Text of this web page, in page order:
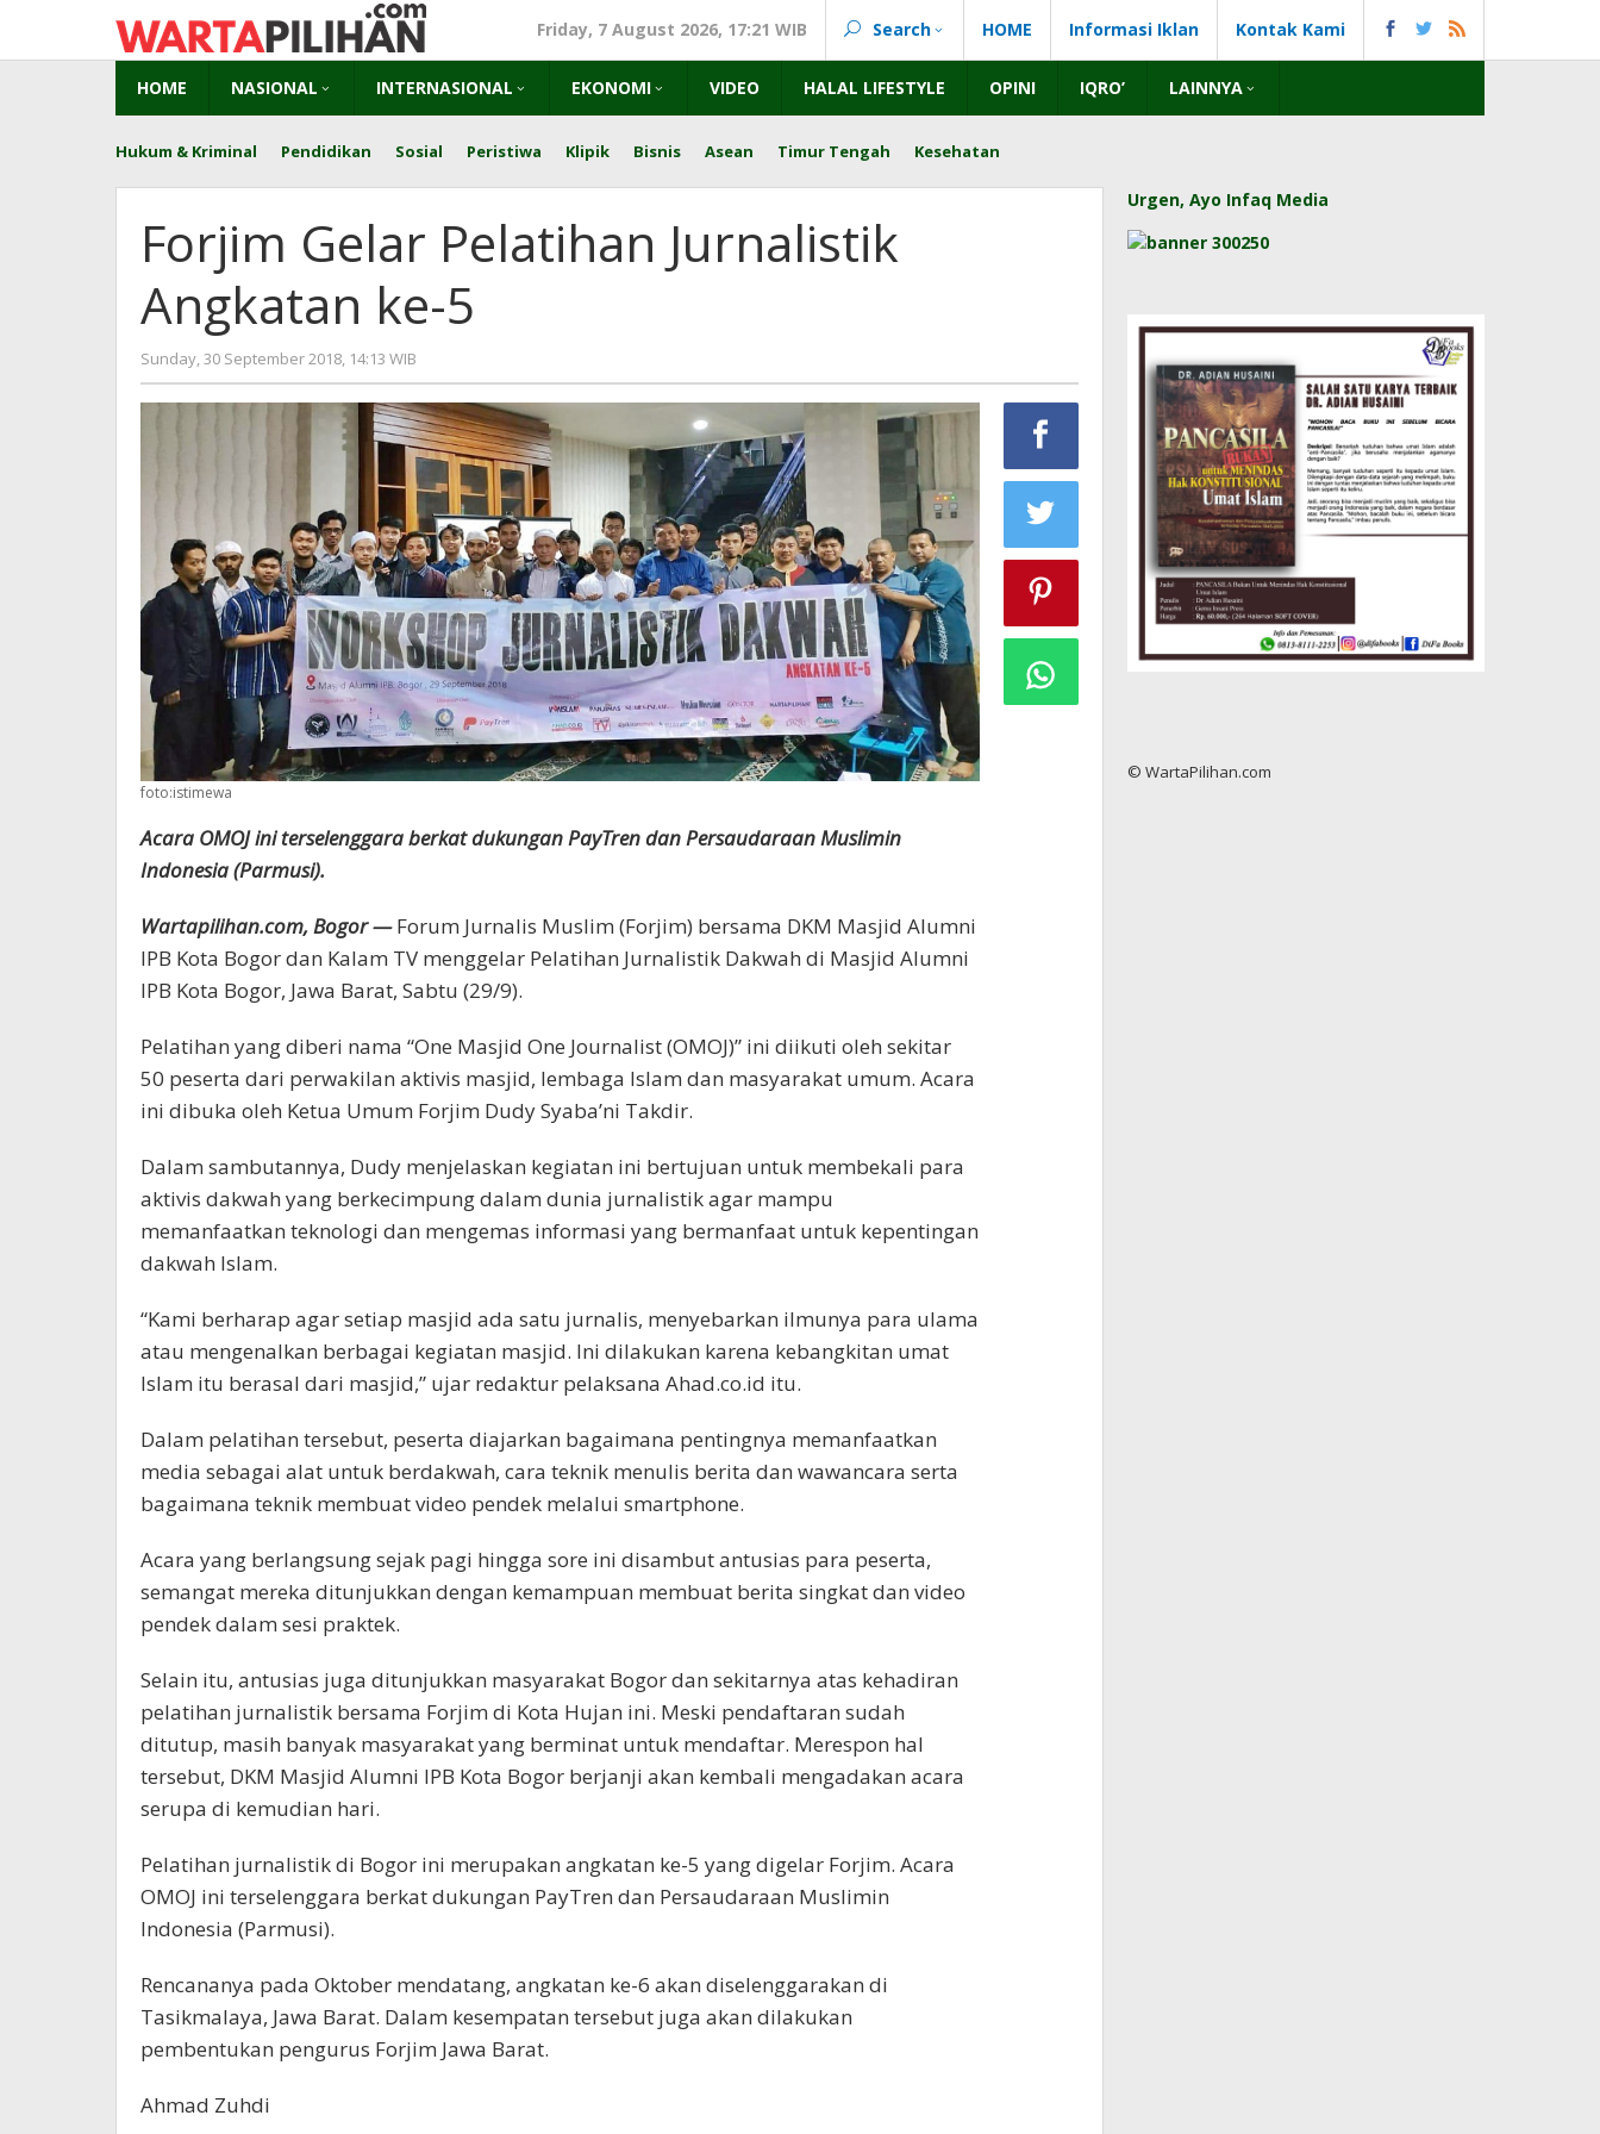
content
Friday, 7 August 2026, 17:21 WIB Search HOME Informasi Iklan Kontak Kami
HOME NASIONAL INTERNASIONAL EKONOMI VIDEO HALAL LIFESTYLE OPINI IQRO’ LAINNYA
Hukum & Kriminal Pendidikan Sosial Peristiwa Klipik Bisnis Asean Timur Tengah Kesehatan
Forjim Gelar Pelatihan Jurnalistik
Angkatan ke-5
Sunday, 30 September 2018, 14:13 WIB
Adi
Prawiranegara
foto:istimewa
Acara OMOJ ini terselenggara berkat dukungan PayTren dan Persaudaraan Muslimin
Indonesia (Parmusi).
Wartapilihan.com, Bogor —Forum Jurnalis Muslim (Forjim) bersama DKM Masjid Alumni
IPB Kota Bogor dan Kalam TV menggelar Pelatihan Jurnalistik Dakwah di Masjid Alumni
IPB Kota Bogor, Jawa Barat, Sabtu (29/9).
Pelatihan yang diberi nama “One Masjid One Journalist (OMOJ)” ini diikuti oleh sekitar
50 peserta dari perwakilan aktivis masjid, lembaga Islam dan masyarakat umum. Acara
ini dibuka oleh Ketua Umum Forjim Dudy Syaba’ni Takdir.
Dalam sambutannya, Dudy menjelaskan kegiatan ini bertujuan untuk membekali para
aktivis dakwah yang berkecimpung dalam dunia jurnalistik agar mampu
memanfaatkan teknologi dan mengemas informasi yang bermanfaat untuk kepentingan
dakwah Islam.
“Kami berharap agar setiap masjid ada satu jurnalis, menyebarkan ilmunya para ulama
atau mengenalkan berbagai kegiatan masjid. Ini dilakukan karena kebangkitan umat
Islam itu berasal dari masjid,” ujar redaktur pelaksana Ahad.co.id itu.
Dalam pelatihan tersebut, peserta diajarkan bagaimana pentingnya memanfaatkan
media sebagai alat untuk berdakwah, cara teknik menulis berita dan wawancara serta
bagaimana teknik membuat video pendek melalui smartphone.
Acara yang berlangsung sejak pagi hingga sore ini disambut antusias para peserta,
semangat mereka ditunjukkan dengan kemampuan membuat berita singkat dan video
pendek dalam sesi praktek.
Selain itu, antusias juga ditunjukkan masyarakat Bogor dan sekitarnya atas kehadiran
pelatihan jurnalistik bersama Forjim di Kota Hujan ini. Meski pendaftaran sudah
ditutup, masih banyak masyarakat yang berminat untuk mendaftar. Merespon hal
tersebut, DKM Masjid Alumni IPB Kota Bogor berjanji akan kembali mengadakan acara
serupa di kemudian hari.
Pelatihan jurnalistik di Bogor ini merupakan angkatan ke-5 yang digelar Forjim. Acara
OMOJ ini terselenggara berkat dukungan PayTren dan Persaudaraan Muslimin
Indonesia (Parmusi).
Rencananya pada Oktober mendatang, angkatan ke-6 akan diselenggarakan di
Tasikmalaya, Jawa Barat. Dalam kesempatan tersebut juga akan dilakukan
pembentukan pengurus Forjim Jawa Barat.
Ahmad Zuhdi
Urgen, Ayo Infaq Media
© WartaPilihan.com